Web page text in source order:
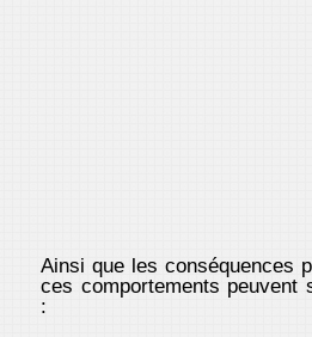
Ainsi que les conséquences
ces comportements peuvent
: